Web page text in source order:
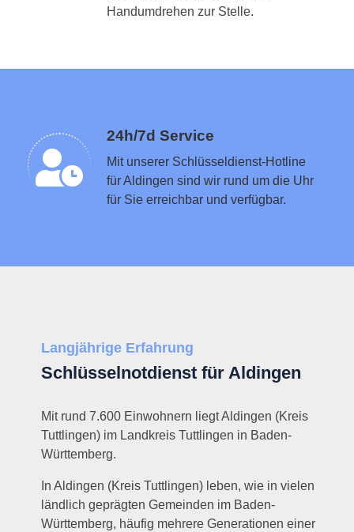
Handumdrehen zur Stelle.
24h/7d Service
Mit unserer Schlüsseldienst-Hotline
für Aldingen sind wir rund um die Uhr
für Sie erreichbar und verfügbar.
Schlüsseldienst in der Nähe vermitteln
Langjährige Erfahrung
Schlüsselnotdienst für Aldingen
Mit rund 7.600 Einwohnern liegt Aldingen (Kreis
Tuttlingen) im Landkreis Tuttlingen in Baden-
Württemberg.
In Aldingen (Kreis Tuttlingen) leben, wie in vielen
ländlich geprägten Gemeinden im Baden-
Württemberg, häufig mehrere Generationen einer